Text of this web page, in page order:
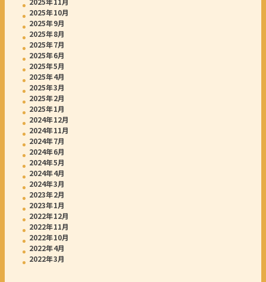
2025年10月
2025年9月
2025年8月
2025年7月
2025年6月
2025年5月
2025年4月
2025年3月
2025年2月
2025年1月
2024年12月
2024年11月
2024年7月
2024年6月
2024年5月
2024年4月
2024年3月
2023年2月
2023年1月
2022年12月
2022年11月
2022年10月
2022年4月
2022年3月